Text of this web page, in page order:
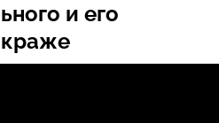
и его
краже
Навального и